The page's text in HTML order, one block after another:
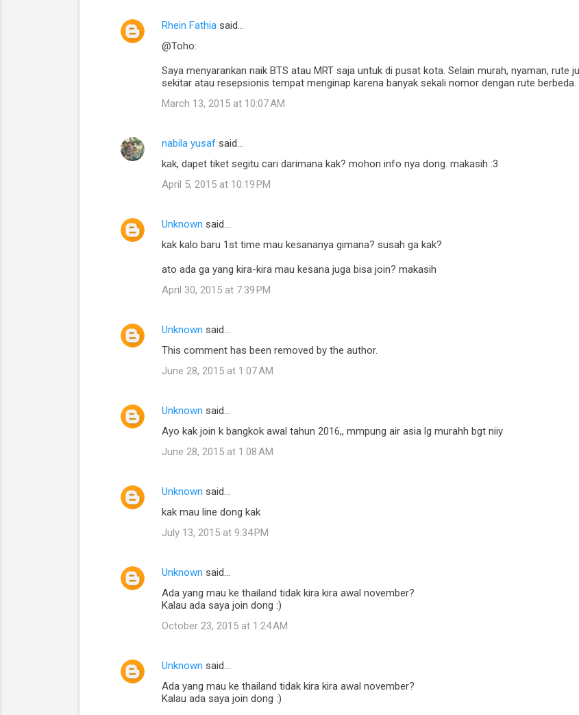
Rhein Fathiasaid…
@Toho:
Saya menyarankan naik BTS atau MRT saja untuk di pusat kota. Selain murah, nyaman, rute
sekitar atau resepsionis tempat menginap karena banyak sekali nomor dengan rute berbeda.
March 13, 2015 at 10:07 AM
nabila yusafsaid…
kak, dapet tiket segitu cari darimana kak? mohon info nya dong. makasih :3
April 5, 2015 at 10:19 PM
Unknown said…
kak kalo baru 1st time mau kesananya gimana? susah ga kak?
ato ada ga yang kira-kira mau kesana juga bisa join? makasih
April 30, 2015 at 7:39 PM
Unknown said…
This comment has been removed by the author.
June 28, 2015 at 1:07 AM
Unknown said…
Ayo kak join k bangkok awal tahun 2016,, mmpung air asia lg murahh bgt niiy
June 28, 2015 at 1:08 AM
Unknown said…
kak mau line dong kak
July 13, 2015 at 9:34 PM
Unknown said…
Ada yang mau ke thailand tidak kira kira awal november?
Kalau ada saya join dong :)
October 23, 2015 at 1:24 AM
Unknown said…
Ada yang mau ke thailand tidak kira kira awal november?
Kalau ada saya join dong :)